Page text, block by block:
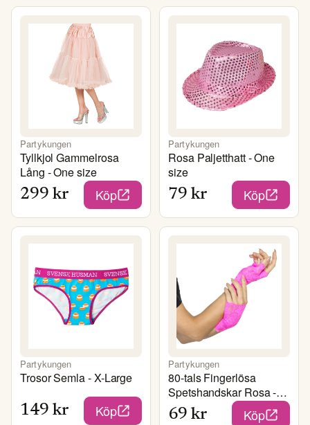
Partykungen
Tyllkjol Gammelrosa
Lång - One size
299 kr Köp
Partykungen
Rosa Paljetthatt - One
size
79 kr Köp
Partykungen
Trosor Semla - X-Large
149 kr Köp
Partykungen
80-tals Fingerlösa
Spetshandskar Rosa -
One size
69 kr Köp